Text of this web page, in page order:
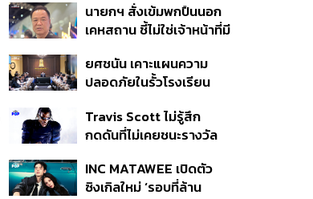
หายไทยไม่อาจลบด้วย
ข้อมูลบิดเบือน
นายกฯ สั่งเข้มพกปืนนอก
เคหสถาน ชี้ไม่ใช่เจ้าหน้าที่มี
ก่อเหตุ เจ้าของร่วมรับผิด
ยศชนัน เคาะแผนความ
ปลอดภัยในรั้วโรงเรียน
ดูแล-คุมเข้มคัดกรองสิ่ง
ผิดกฎหมาย
Travis Scott ไม่รู้สึก
กดดันที่ไม่เคยชนะรางวัล
แล้ว 10 ครั้ง
INC MATAWEE เปิดตัว
ซิงเกิลใหม่ ‘รอบที่ล้าน